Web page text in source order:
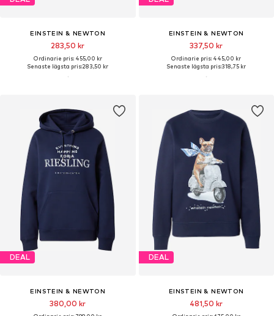
EINSTEIN & NEWTON
283,50 kr
Ordinarie pris: 455,00 kr
Senaste lägsta pris:283,50 kr
EINSTEIN & NEWTON
337,50 kr
Ordinarie pris: 445,00 kr
Senaste lägsta pris:318,75 kr
DEAL
EINSTEIN & NEWTON
380,00 kr
DEAL
EINSTEIN & NEWTON
481,50 kr